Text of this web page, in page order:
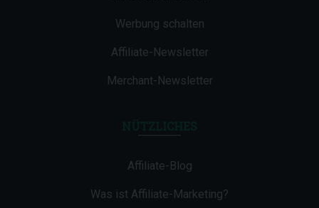
Werbung schalten
Affiliate-Newsletter
Merchant-Newsletter
Affiliate-Blog
Was ist Affiliate-Marketing?